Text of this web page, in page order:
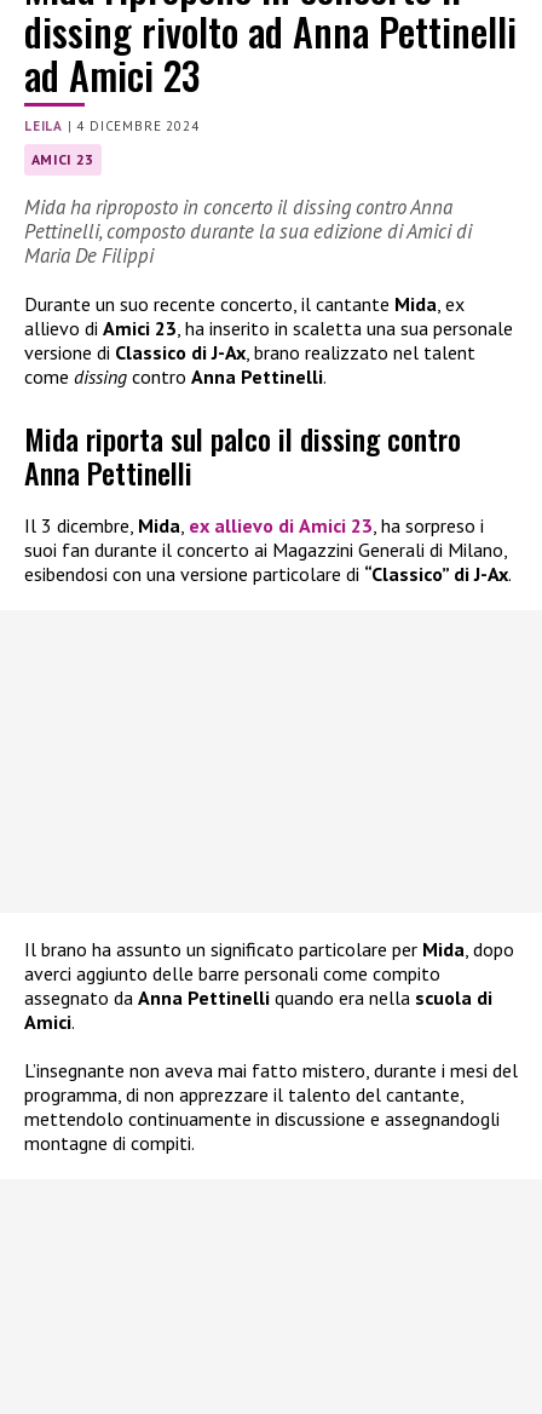
dissing rivolto ad Anna Pettinelli
ad Amici 23
LEILA |4 DICEMBRE 2024
AMICI 23
Mida ha riproposto in concerto il dissing contro Anna
Pettinelli, composto durante la sua edizione di Amici di
Maria De Filippi
Durante un suo recente concerto, il cantante Mida, ex
allievo di Amici 23, ha inserito in scaletta una sua personale
versione di Classico di J-Ax, brano realizzato nel talent
come dissing contro Anna Pettinelli.
Mida riporta sul palco il dissing contro
Anna Pettinelli
Il 3 dicembre, Mida ex allievo di Amici 23 , ha sorpreso i
suoi fan durante il concerto ai Magazzini Generali di Milano,
esibendosi con una versione particolare di “Classico” di J-Ax.
Il brano ha assunto un significato particolare per Mida , dopo
averci aggiunto delle barre personali come compito
assegnato da Anna Pettinelli quando era nella scuola di
Amici.
L’insegnante non aveva mai fatto mistero, durante i mesi del
programma, di non apprezzare il talento del cantante,
mettendolo continuamente in discussione e assegnandogli
montagne di compiti.